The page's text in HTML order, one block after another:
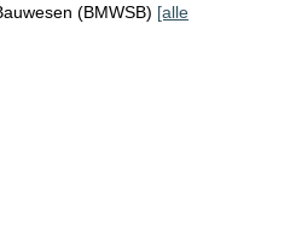
(BMWSB) [alle